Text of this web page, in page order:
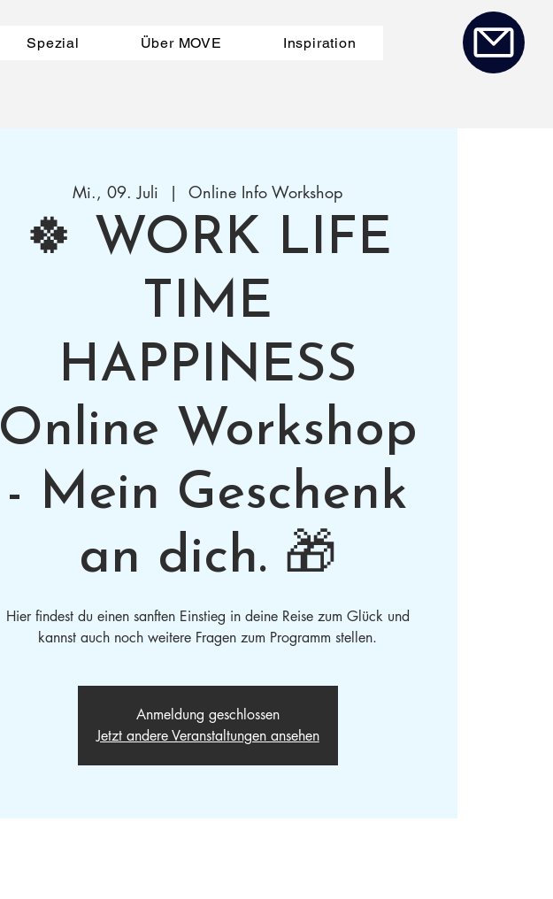
Spezial Über MOVE Inspiration
Mi., 09. Juli
  |
Online Info Workshop
🍀 WORK LIFE
TIME
HAPPINESS
Online Workshop
- Mein Geschenk
an dich. 🎁
Hier findest du einen sanften Einstieg in deine Reise zum Glück und
kannst auch noch weitere Fragen zum Programm stellen.
Anmeldung geschlossen
Jetzt andere Veranstaltungen ansehen